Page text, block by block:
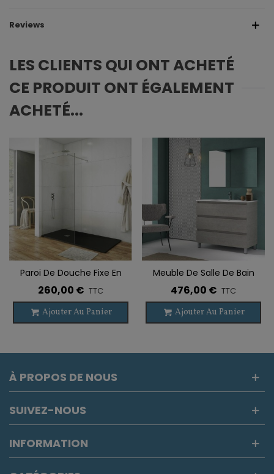
Reviews
LES CLIENTS QUI ONT ACHETÉ
CE PRODUIT ONT ÉGALEMENT
ACHETÉ...
Paroi De Douche Fixe En
Acier Inoxydable SCREEN
260,00 € TTC
Ajouter Au Panier
Meuble De Salle De Bain
Sur Pieds OROSI 3 Tiroirs
Avec Lavabo
476,00 € TTC
Ajouter Au Panier
À PROPOS DE NOUS
SUIVEZ-NOUS
INFORMATION